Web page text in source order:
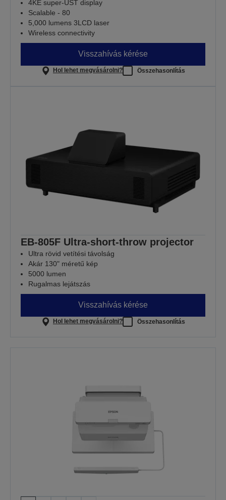
4KE super-UST display
Scalable - 80
5,000 lumens 3LCD laser
Wireless connectivity
Visszahívás kérése
Hol lehet megvásárolni? Összehasonlítás
EB-805F Ultra-short-throw projector
Ultra rövid vetítési távolság
Akár 130" méretű kép
5000 lumen
Rugalmas lejátszás
Visszahívás kérése
Hol lehet megvásárolni? Összehasonlítás